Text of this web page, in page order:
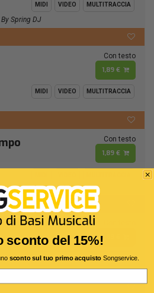
MIDI VIDEO MULTITRACCIA
Spring DJ
Con testo
1,89 €
MIDI VIDEO MULTITRACCIA
Con testo
1,89 €
It's Over)
1,89 €
MIDI VIDEO MULTITRACCIA
sconto del 15%!
sconto sul tuo primo acquistoSongservice.